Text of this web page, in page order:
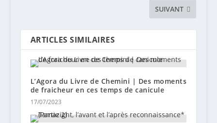
SUIVANT
ARTICLES SIMILAIRES
L’Agora du Livre de Chemini | Des moments
de fraicheur en ces temps de canicule
17/07/2023